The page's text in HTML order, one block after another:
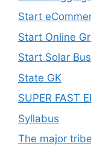
Start
Start Online
Start Solar
State GK
SUPER FAST
Syllabus
The major